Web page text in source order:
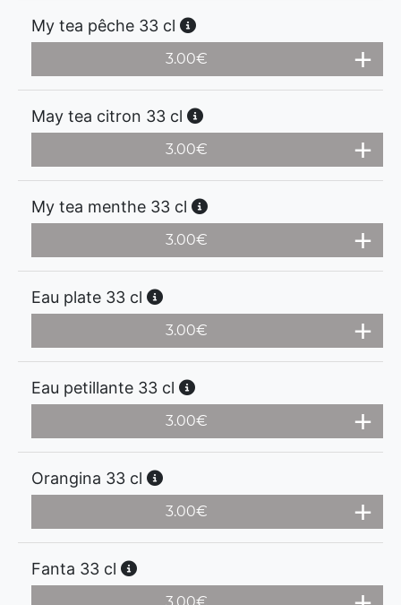
My tea pêche 33 cl
3.00€
May tea citron 33 cl
3.00€
My tea menthe 33 cl
3.00€
Eau plate 33 cl
3.00€
Eau petillante 33 cl
3.00€
Orangina 33 cl
3.00€
Fanta 33 cl